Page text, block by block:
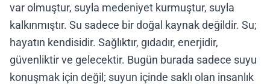
var olmuştur, suyla medeniyet kurmuştur, suyla
kalkınmıştır. Su sadece bir doğal kaynak değildir. Su;
hayatın kendisidir. Sağlıktır, gıdadır, enerjidir,
güvenliktir ve gelecektir. Bugün burada sadece suyu
konuşmak için değil; suyun içinde saklı olan insanlık